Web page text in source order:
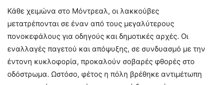
Κάθε χειμώνα στο Μόντρεαλ, οι λακκούβες
μετατρέπονται σε έναν από τους μεγαλύτερους
πονοκεφάλους για οδηγούς και δημοτικές αρχές. Οι
εναλλαγές παγετού και απόψυξης, σε συνδυασμό με την
έντονη κυκλοφορία, προκαλούν σοβαρές φθορές στο
οδόστρωμα. Ωστόσο, φέτος η πόλη βρέθηκε αντιμέτωπη